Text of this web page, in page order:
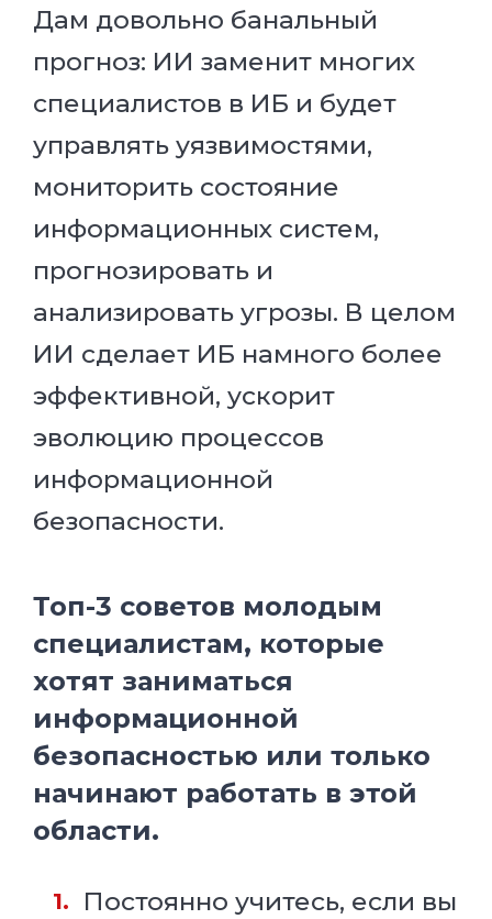
Дам довольно банальный
прогноз: ИИ заменит многих
специалистов в ИБ и будет
управлять уязвимостями,
мониторить состояние
информационных систем,
прогнозировать и
анализировать угрозы. В целом
ИИ сделает ИБ намного более
эффективной, ускорит
эволюцию процессов
информационной
безопасности.
Топ-3 советов молодым
специалистам, которые
хотят заниматься
информационной
безопасностью или только
начинают работать в этой
области.
Постоянно учитесь, если вы